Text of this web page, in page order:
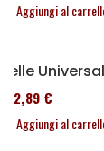
Aggiungi al
Selle
152,89 €
Aggiungi al